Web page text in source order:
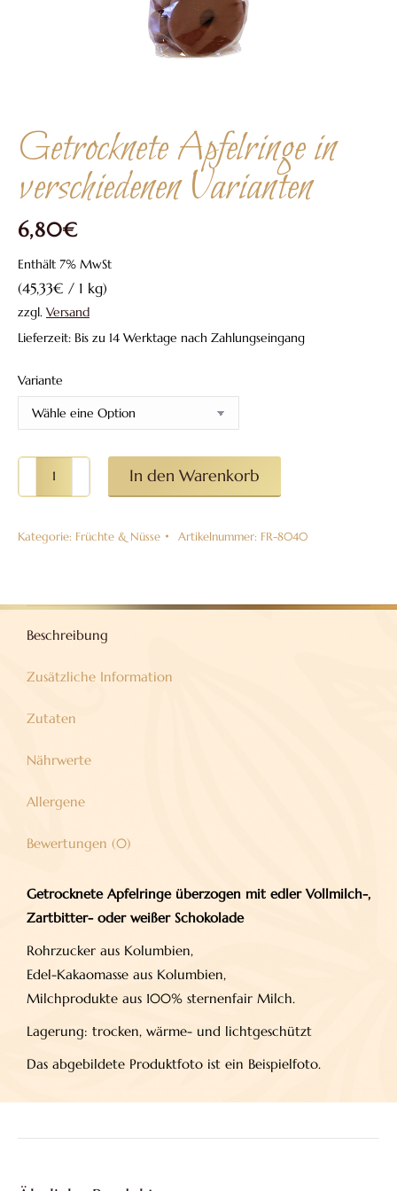
Getrocknete Apfelringe in
verschiedenen Varianten
6,80€
Enthält 7% MwSt
(45,33€ / 1 kg)
zzgl. Versand
Lieferzeit: Bis zu 14 Werktage nach Zahlungseingang
Variante
Getrocknete
Apfelringe
verschiedenen
In den Warenkorb
Kategorie: Früchte & Nüsse Artikelnummer: FR-8040
Beschreibung
Zusätzliche Information
Zutaten
Nährwerte
Allergene
Bewertungen (0)
Getrocknete Apfelringe überzogen mit edler Vollmilch-,
Zartbitter- oder weißer Schokolade
Rohrzucker aus Kolumbien,
Edel-Kakaomasse aus Kolumbien,
Milchprodukte aus 100% sternenfair Milch.
Lagerung: trocken, wärme- und lichtgeschützt
Das abgebildete Produktfoto ist ein Beispielfoto.